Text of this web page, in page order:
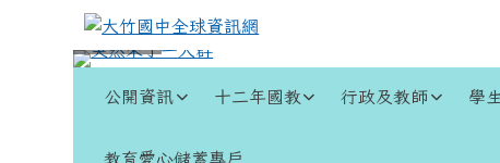
跳至主內容區
大竹國中全球資訊網
公開資訊 十二年國教 行政及教師 學
教育愛心儲蓄專戶